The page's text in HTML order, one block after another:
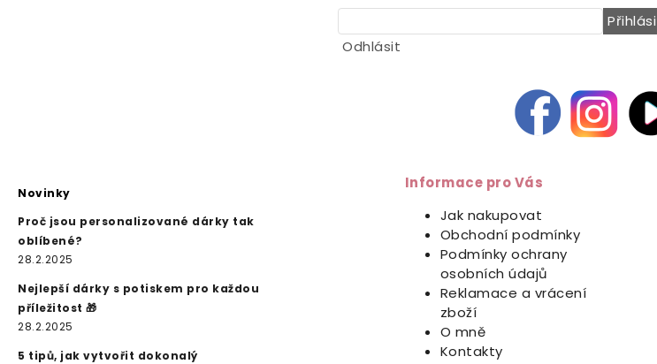
Odhlásit
Novinky
Proč jsou personalizované dárky tak
oblíbené?
28.2.2025
Nejlepší dárky s potiskem pro každou
příležitost 🎁
28.2.2025
5 tipů, jak vytvořit dokonalý
Informace pro Vás
Jak nakupovat
Obchodní podmínky
Podmínky ochrany
osobních údajů
Reklamace a vrácení
zboží
O mně
Kontakty